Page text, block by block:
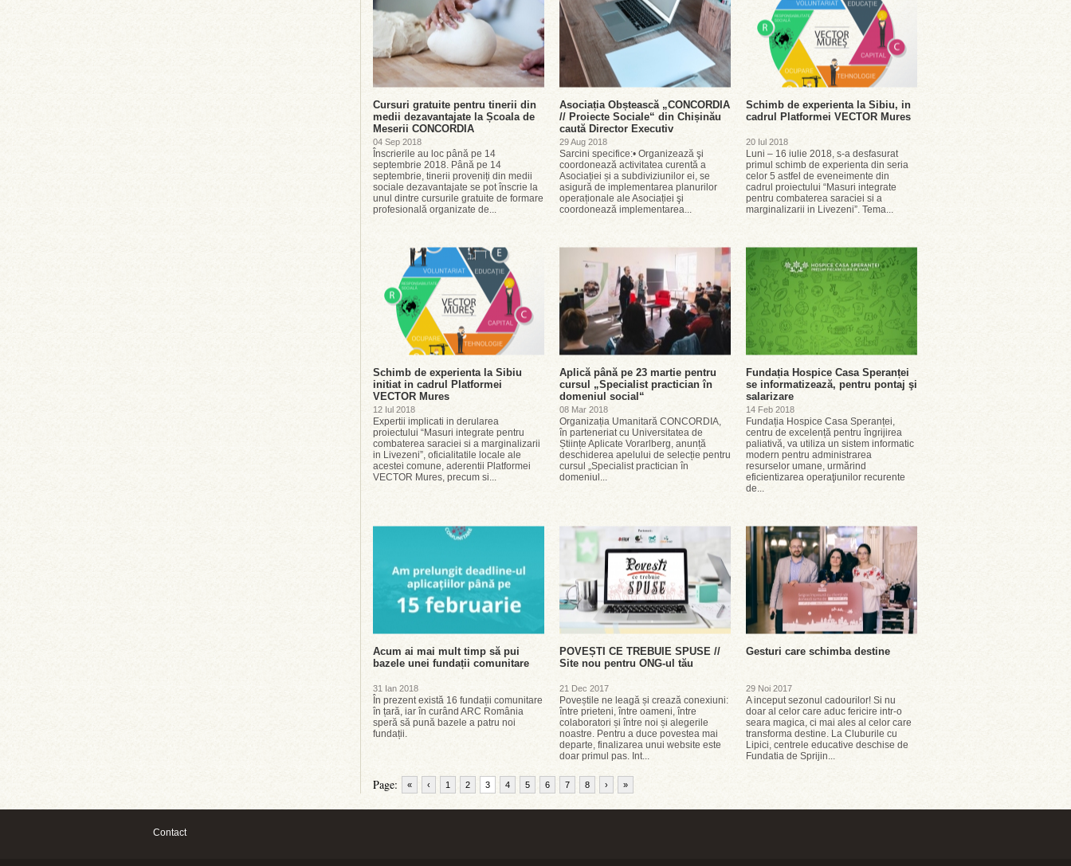
Cursuri gratuite pentru tinerii din
medii dezavantajate la Școala de
Meserii CONCORDIA
04 Sep 2018
Înscrierile au loc până pe 14
septembrie 2018. Până pe 14
septembrie, tinerii proveniți din medii
sociale dezavantajate se pot înscrie la
unul dintre cursurile gratuite de formare
profesională organizate de...
Asociația Obștească „CONCORDIA
// Proiecte Sociale“ din Chișinău
caută Director Executiv
29 Aug 2018
Sarcini specifice:• Organizează şi
coordonează activitatea curentă a
Asociației și a subdiviziunilor ei, se
asigură de implementarea planurilor
operaționale ale Asociației şi
coordonează implementarea...
Schimb de experienta la Sibiu, in
cadrul Platformei VECTOR Mures
20 Iul 2018
Luni – 16 iulie 2018, s-a desfasurat
primul schimb de experienta din seria
celor 5 astfel de eveneimente din
cadrul proiectului “Masuri integrate
pentru combaterea saraciei si a
marginalizarii in Livezeni”. Tema...
Schimb de experienta la Sibiu
initiat in cadrul Platformei
VECTOR Mures
12 Iul 2018
Expertii implicati in derularea
proiectului “Masuri integrate pentru
combaterea saraciei si a marginalizarii
in Livezeni”, oficialitatile locale ale
acestei comune, aderentii Platformei
VECTOR Mures, precum si...
Aplică până pe 23 martie pentru
cursul „Specialist practician în
domeniul social“
08 Mar 2018
Organizația Umanitară CONCORDIA,
în parteneriat cu Universitatea de
Științe Aplicate Vorarlberg, anunță
deschiderea apelului de selecție pentru
cursul „Specialist practician în
domeniul...
Fundația Hospice Casa Speranței
se informatizează, pentru pontaj şi
salarizare
14 Feb 2018
Fundația Hospice Casa Speranței,
centru de excelență pentru îngrijirea
paliativă, va utiliza un sistem informatic
modern pentru administrarea
resurselor umane, urmărind
eficientizarea operaţiunilor recurente
de...
Acum ai mai mult timp să pui
bazele unei fundații comunitare
31 Ian 2018
În prezent există 16 fundații comunitare
în țară, iar în curând ARC România
speră să pună bazele a patru noi
fundații.
POVEȘTI CE TREBUIE SPUSE //
Site nou pentru ONG-ul tău
21 Dec 2017
Poveștile ne leagă și crează conexiuni:
între prieteni, între oameni, între
colaboratori și între noi și alegerile
noastre. Pentru a duce povestea mai
departe, finalizarea unui website este
doar primul pas. Int...
Gesturi care schimba destine
29 Noi 2017
A inceput sezonul cadourilor! Si nu
doar al celor care aduc fericire intr-o
seara magica, ci mai ales al celor care
transforma destine. La Cluburile cu
Lipici, centrele educative deschise de
Fundatia de Sprijin...
Page: « ‹ 1 2 3 4 5 6 7 8 › »
Contact